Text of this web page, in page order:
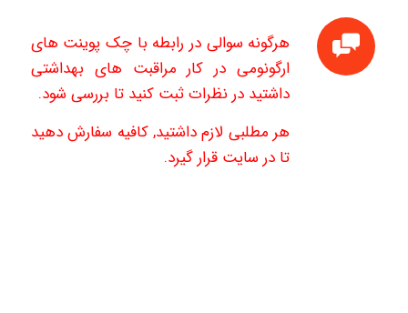
هرگونه سوالی در رابطه با چک پوینت های
ارگونومی در کار مراقبت های بهداشتی
داشتید در نظرات ثبت کنید تا بررسی شود.
هر مطلبی لازم داشتید, کافیه سفارش دهید
تا در سایت قرار گیرد.